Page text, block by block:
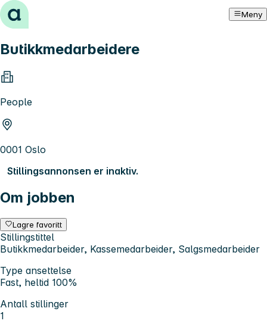
Hopp til innhold Meny
Butikkmedarbeidere
People
0001 Oslo
Stillingsannonsen er inaktiv.
Om jobben
Lagre favoritt
Stillingstittel
Butikkmedarbeider, Kassemedarbeider, Salgsmedarbeider
Type ansettelse
Fast, heltid 100%
Antall stillinger
1